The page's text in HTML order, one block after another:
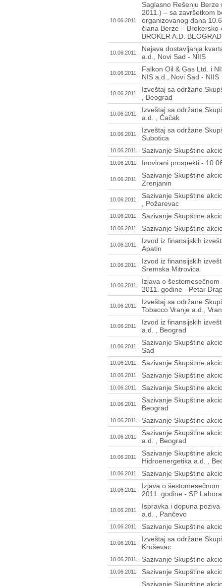
10.06.2011.
Saglasno Rešenju
2011.) – sa završetkom
organizovanog dana
člana Berze –
BROKER A.D.
10.06.2011.
Najava dostavljanja
a.d., Novi Sad - NIIS
10.06.2011.
Falkon Oil & Gas Ltd. i
NIS a.d., Novi Sad - NIIS
10.06.2011.
Izveštaj sa održane
, Beograd
10.06.2011.
Izveštaj sa održane
a.d. , Čačak
10.06.2011.
Izveštaj sa održane
Subotica
10.06.2011. Sazivanje Skupštine
10.06.2011. Inovirani prospekti -
10.06.2011.
Sazivanje Skupštine
Zrenjanin
10.06.2011.
Sazivanje Skupštine
, Požarevac
10.06.2011. Sazivanje Skupštine
10.06.2011. Sazivanje Skupštine
10.06.2011.
Izvod iz finansijskih
Apatin
10.06.2011.
Izvod iz finansijskih
Sremska Mitrovica
10.06.2011.
Izjava o
2011. godine - Petar
10.06.2011.
Izveštaj sa održane
Tobacco Vranje a.d.,
10.06.2011.
Izvod iz finansijskih
a.d. , Beograd
10.06.2011.
Sazivanje Skupštine
Sad
10.06.2011. Sazivanje Skupštine
10.06.2011. Sazivanje Skupštine
10.06.2011. Sazivanje Skupštine
10.06.2011.
Sazivanje Skupštine
Beograd
10.06.2011. Sazivanje Skupštine
10.06.2011.
Sazivanje Skupštine
a.d. , Beograd
10.06.2011.
Sazivanje Skupštine
Hidroenergetika a.d. ,
10.06.2011. Sazivanje Skupštine
10.06.2011.
Izjava o
2011. godine - SP
10.06.2011.
Ispravka i dopuna
a.d. , Pančevo
10.06.2011. Sazivanje Skupštine
10.06.2011.
Izveštaj sa održane
Kruševac
10.06.2011. Sazivanje Skupštine
10.06.2011. Sazivanje Skupštine
Sazivanje Skupštine